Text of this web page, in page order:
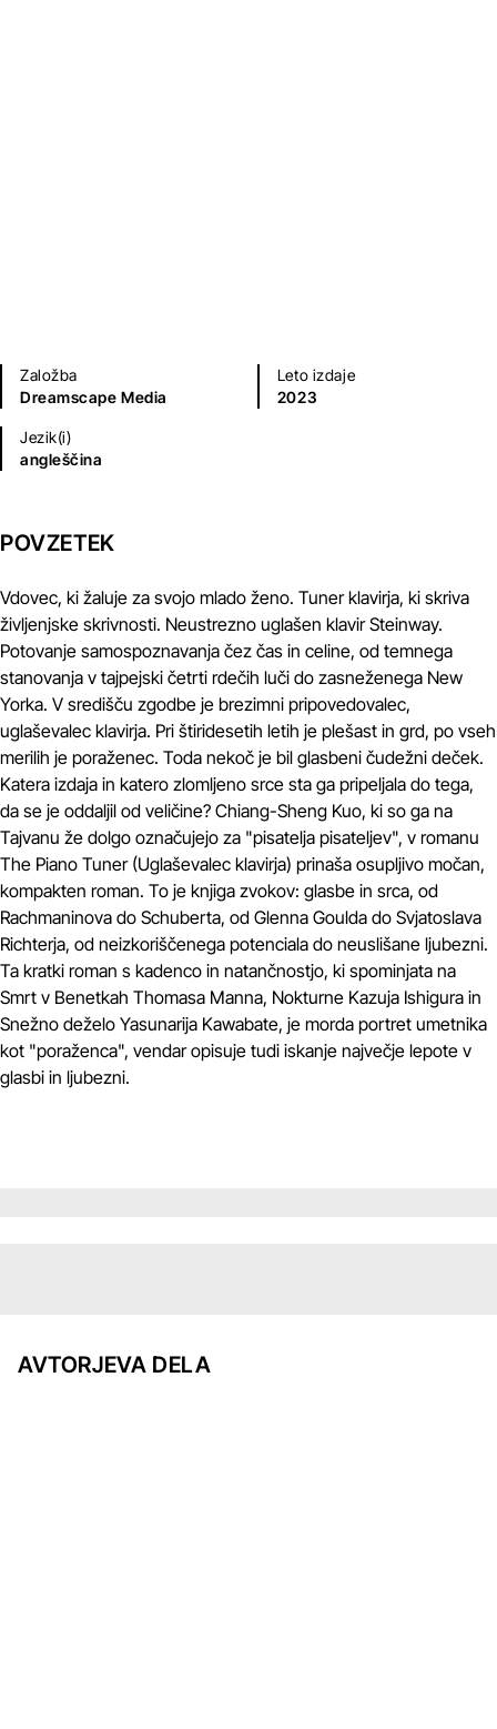
Založba
Dreamscape Media
Leto izdaje
2023
Jezik(i)
angleščina
POVZETEK
Vdovec, ki žaluje za svojo mlado ženo. Tuner klavirja, ki skriva
življenjske skrivnosti. Neustrezno uglašen klavir Steinway.
Potovanje samospoznavanja čez čas in celine, od temnega
stanovanja v tajpejski četrti rdečih luči do zasneženega New
Yorka. V središču zgodbe je brezimni pripovedovalec,
uglaševalec klavirja. Pri štiridesetih letih je plešast in grd, po vseh
merilih je poraženec. Toda nekoč je bil glasbeni čudežni deček.
Katera izdaja in katero zlomljeno srce sta ga pripeljala do tega,
da se je oddaljil od veličine? Chiang-Sheng Kuo, ki so ga na
Tajvanu že dolgo označujejo za "pisatelja pisateljev", v romanu
The Piano Tuner (Uglaševalec klavirja) prinaša osupljivo močan,
kompakten roman. To je knjiga zvokov: glasbe in srca, od
Rachmaninova do Schuberta, od Glenna Goulda do Svjatoslava
Richterja, od neizkoriščenega potenciala do neuslišane ljubezni.
Ta kratki roman s kadenco in natančnostjo, ki spominjata na
Smrt v Benetkah Thomasa Manna, Nokturne Kazuja Ishigura in
Snežno deželo Yasunarija Kawabate, je morda portret umetnika
kot "poraženca", vendar opisuje tudi iskanje največje lepote v
glasbi in ljubezni.
AVTORJEVA DELA